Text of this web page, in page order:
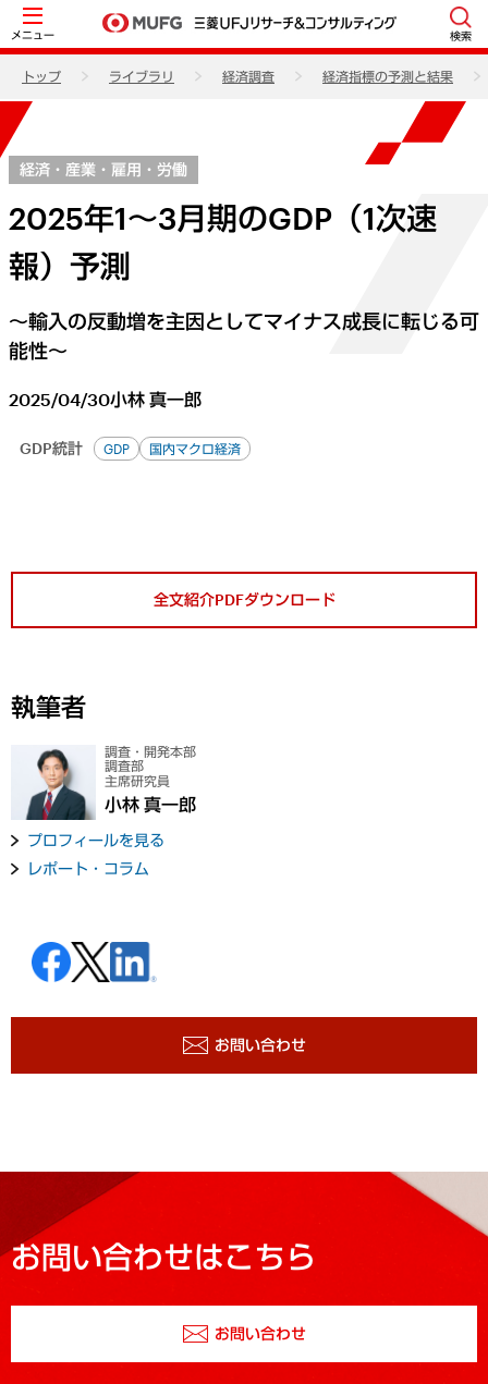
メニュー 検索
トップ ライブラリ 経済調査 経済指標の予測と結果
経済・産業・雇用・労働
2025年1～3月期のGDP（1次速
報）予測
～輸入の反動増を主因としてマイナス成長に転じる可
能性～
2025/04/30小林 真一郎
GDP統計 GDP 国内マクロ経済
全文紹介PDFダウンロード
執筆者
調査・開発本部
調査部
主席研究員
小林 真一郎
プロフィールを見る
レポート・コラム
お問い合わせ
お問い合わせはこちら
お問い合わせ